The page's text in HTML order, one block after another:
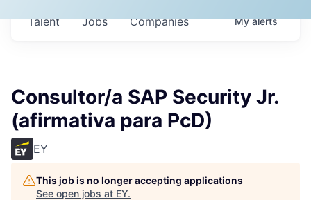
Jobs Companies
Talent Myalerts
Consultor/a SAP Security Jr.
(afirmativa para PcD)
EY
This job is no longer accepting applications
See open jobs at EY.